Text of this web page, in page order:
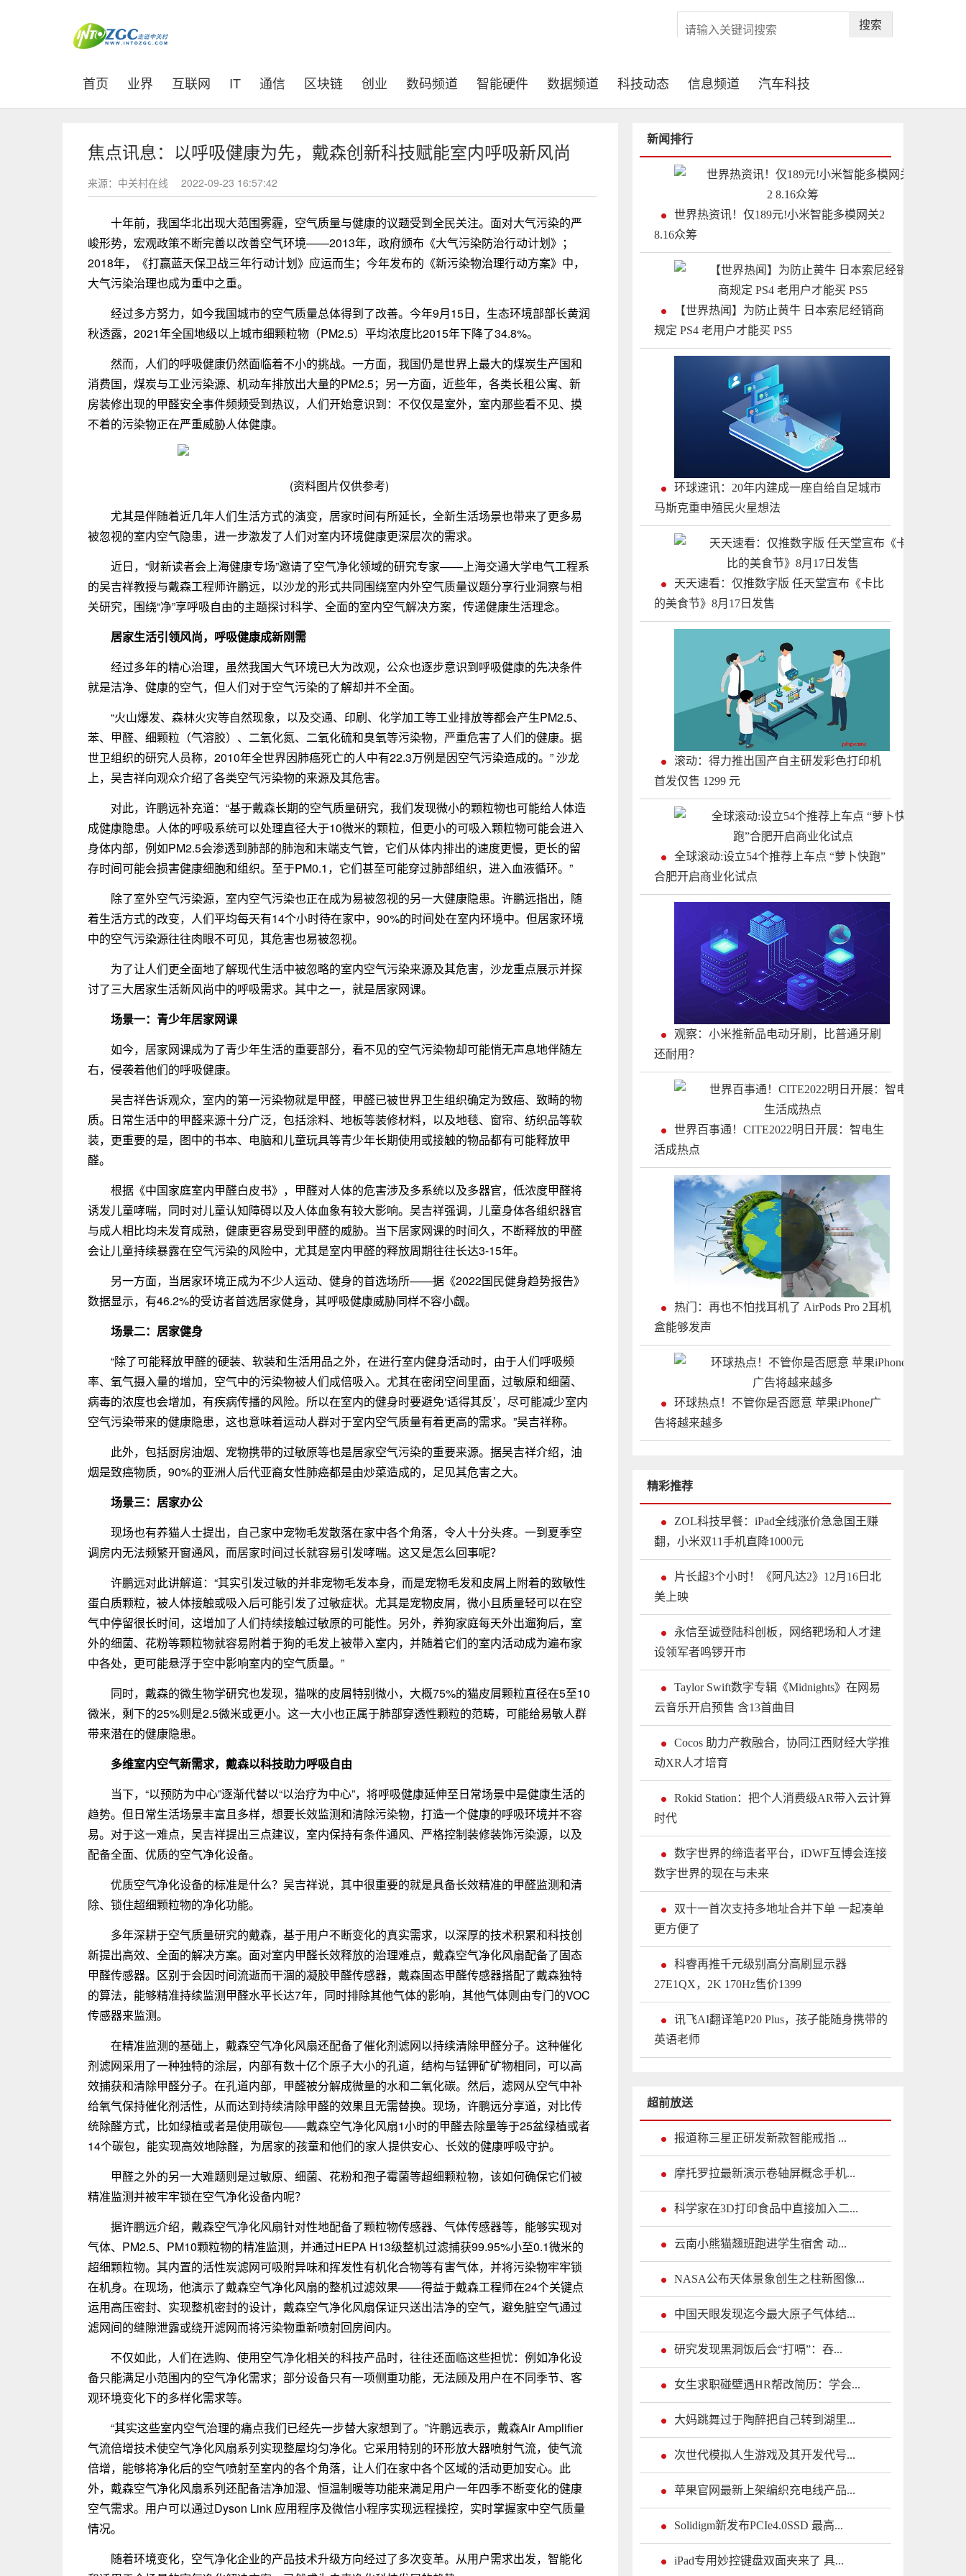
搜索
首页 (current)
业界 互联网 IT 通信 区块链 创业 数码频道 智能硬件 数据频道 科技动态 信息频道 汽车科技
焦点讯息：以呼吸健康为先，戴森创新科技赋能室内呼吸新风尚
来源：中关村在线 2022-09-23 16:57:42
十年前，我国华北出现大范围雾霾，空气质量与健康的议题受到全民关注。面对大气污染的严
峻形势，宏观政策不断完善以改善空气环境——2013年，政府颁布《大气污染防治行动计划》；
2018年，《打赢蓝天保卫战三年行动计划》应运而生；今年发布的《新污染物治理行动方案》中，
大气污染治理也成为重中之重。
经过多方努力，如今我国城市的空气质量总体得到了改善。今年9月15日，生态环境部部长黄润
秋透露，2021年全国地级以上城市细颗粒物（PM2.5）平均浓度比2015年下降了34.8%。
然而，人们的呼吸健康仍然面临着不小的挑战。一方面，我国仍是世界上最大的煤炭生产国和
消费国，煤炭与工业污染源、机动车排放出大量的PM2.5；另一方面，近些年，各类长租公寓、新
房装修出现的甲醛安全事件频频受到热议，人们开始意识到：不仅仅是室外，室内那些看不见、摸
不着的污染物正在严重威胁人体健康。
(资料图片仅供参考)
尤其是伴随着近几年人们生活方式的演变，居家时间有所延长，全新生活场景也带来了更多易
被忽视的室内空气隐患，进一步激发了人们对室内环境健康更深层次的需求。
近日，“财新读者会上海健康专场”邀请了空气净化领域的研究专家——上海交通大学电气工程系
的吴吉祥教授与戴森工程师许鹏远，以沙龙的形式共同围绕室内外空气质量议题分享行业洞察与相
关研究，围绕“净”享呼吸自由的主题探讨科学、全面的室内空气解决方案，传递健康生活理念。
居家生活引领风尚，呼吸健康成新刚需
经过多年的精心治理，虽然我国大气环境已大为改观，公众也逐步意识到呼吸健康的先决条件
就是洁净、健康的空气，但人们对于空气污染的了解却并不全面。
“火山爆发、森林火灾等自然现象，以及交通、印刷、化学加工等工业排放等都会产生PM2.5、
苯、甲醛、细颗粒（气溶胶）、二氧化氮、二氧化硫和臭氧等污染物，严重危害了人们的健康。据
世卫组织的研究人员称，2010年全世界因肺癌死亡的人中有22.3万例是因空气污染造成的。” 沙龙
上，吴吉祥向观众介绍了各类空气污染物的来源及其危害。
对此，许鹏远补充道：“基于戴森长期的空气质量研究，我们发现微小的颗粒物也可能给人体造
成健康隐患。人体的呼吸系统可以处理直径大于10微米的颗粒，但更小的可吸入颗粒物可能会进入
身体内部，例如PM2.5会渗透到肺部的肺泡和末端支气管，它们从体内排出的速度更慢，更长的留
存时间可能会损害健康细胞和组织。至于PM0.1，它们甚至可能穿过肺部组织，进入血液循环。”
除了室外空气污染源，室内空气污染也正在成为易被忽视的另一大健康隐患。许鹏远指出，随
着生活方式的改变，人们平均每天有14个小时待在家中，90%的时间处在室内环境中。但居家环境
中的空气污染源往往肉眼不可见，其危害也易被忽视。
为了让人们更全面地了解现代生活中被忽略的室内空气污染来源及其危害，沙龙重点展示并探
讨了三大居家生活新风尚中的呼吸需求。其中之一，就是居家网课。
场景一： 青少年居家网课
如今，居家网课成为了青少年生活的重要部分，看不见的空气污染物却可能悄无声息地伴随左
右，侵袭着他们的呼吸健康。
吴吉祥告诉观众，室内的第一污染物就是甲醛，甲醛已被世界卫生组织确定为致癌、致畸的物
质。日常生活中的甲醛来源十分广泛，包括涂料、地板等装修材料，以及地毯、窗帘、纺织品等软
装，更重要的是，图中的书本、电脑和儿童玩具等青少年长期使用或接触的物品都有可能释放甲
醛。
根据《中国家庭室内甲醛白皮书》，甲醛对人体的危害涉及多系统以及多器官，低浓度甲醛将
诱发儿童哮喘，同时对儿童认知障碍以及人体血象有较大影响。吴吉祥强调，儿童身体各组织器官
与成人相比均未发育成熟，健康更容易受到甲醛的威胁。当下居家网课的时间久，不断释放的甲醛
会让儿童持续暴露在空气污染的风险中，尤其是室内甲醛的释放周期往往长达3-15年。
另一方面，当居家环境正成为不少人运动、健身的首选场所——据《2022国民健身趋势报告》
数据显示，有46.2%的受访者首选居家健身，其呼吸健康威胁同样不容小觑。
场景二：居家健身
“除了可能释放甲醛的硬装、软装和生活用品之外，在进行室内健身活动时，由于人们呼吸频
率、氧气摄入量的增加，空气中的污染物被人们成倍吸入。尤其在密闭空间里面，过敏原和细菌、
病毒的浓度也会增加，有疾病传播的风险。所以在室内的健身时要避免‘适得其反’，尽可能减少室内
空气污染带来的健康隐患，这也意味着运动人群对于室内空气质量有着更高的需求。”吴吉祥称。
此外，包括厨房油烟、宠物携带的过敏原等也是居家空气污染的重要来源。据吴吉祥介绍，油
烟是致癌物质，90%的亚洲人后代亚裔女性肺癌都是由炒菜造成的，足见其危害之大。
场景三：居家办公
现场也有养猫人士提出，自己家中宠物毛发散落在家中各个角落，令人十分头疼。一到夏季空
调房内无法频繁开窗通风，而居家时间过长就容易引发哮喘。这又是怎么回事呢？
许鹏远对此讲解道：“其实引发过敏的并非宠物毛发本身，而是宠物毛发和皮屑上附着的致敏性
蛋白质颗粒，被人体接触或吸入后可能引发了过敏症状。尤其是宠物皮屑，微小且质量轻可以在空
气中停留很长时间，这增加了人们持续接触过敏原的可能性。另外，养狗家庭每天外出遛狗后，室
外的细菌、花粉等颗粒物就容易附着于狗的毛发上被带入室内，并随着它们的室内活动成为遍布家
中各处，更可能悬浮于空中影响室内的空气质量。”
同时，戴森的微生物学研究也发现，猫咪的皮屑特别微小，大概75%的猫皮屑颗粒直径在5至10
微米，剩下的25%则是2.5微米或更小。这一大小也正属于肺部穿透性颗粒的范畴，可能给易敏人群
带来潜在的健康隐患。
多维室内空气新需求，戴森以科技助力呼吸自由
当下，“以预防为中心”逐渐代替以“以治疗为中心”，将呼吸健康延伸至日常场景中是健康生活的
趋势。但日常生活场景丰富且多样，想要长效监测和清除污染物，打造一个健康的呼吸环境并不容
易。对于这一难点，吴吉祥提出三点建议，室内保持有条件通风、严格控制装修装饰污染源，以及
配备全面、优质的空气净化设备。
优质空气净化设备的标准是什么？吴吉祥说，其中很重要的就是具备长效精准的甲醛监测和清
除、锁住超细颗粒物的净化功能。
多年深耕于空气质量研究的戴森，基于用户不断变化的真实需求，以深厚的技术积累和科技创
新提出高效、全面的解决方案。面对室内甲醛长效释放的治理难点，戴森空气净化风扇配备了固态
甲醛传感器。区别于会因时间流逝而干涸的凝胶甲醛传感器，戴森固态甲醛传感器搭配了戴森独特
的算法，能够精准持续监测甲醛水平长达7年，同时排除其他气体的影响，其他气体则由专门的VOC
传感器来监测。
在精准监测的基础上，戴森空气净化风扇还配备了催化剂滤网以持续清除甲醛分子。这种催化
剂滤网采用了一种独特的涂层，内部有数十亿个原子大小的孔道，结构与锰钾矿矿物相同，可以高
效捕获和清除甲醛分子。在孔道内部，甲醛被分解成微量的水和二氧化碳。然后，滤网从空气中补
给氧气保持催化剂活性，从而达到持续清除甲醛的效果且无需替换。现场，许鹏远分享道，对比传
统除醛方式，比如绿植或者是使用碳包——戴森空气净化风扇1小时的甲醛去除量等于25盆绿植或者
14个碳包，能实现高效地除醛，为居家的孩童和他们的家人提供安心、长效的健康呼吸守护。
甲醛之外的另一大难题则是过敏原、细菌、花粉和孢子霉菌等超细颗粒物，该如何确保它们被
精准监测并被牢牢锁在空气净化设备内呢？
据许鹏远介绍，戴森空气净化风扇针对性地配备了颗粒物传感器、气体传感器等，能够实现对
气体、PM2.5、PM10颗粒物的精准监测，并通过HEPA H13级整机过滤捕获99.95%小至0.1微米的
超细颗粒物。其内置的活性炭滤网可吸附异味和挥发性有机化合物等有害气体，并将污染物牢牢锁
在机身。在现场，他演示了戴森空气净化风扇的整机过滤效果——得益于戴森工程师在24个关键点
运用高压密封、实现整机密封的设计，戴森空气净化风扇保证只送出洁净的空气，避免脏空气通过
滤网间的缝隙泄露或绕开滤网而将污染物重新喷射回房间内。
不仅如此，人们在选购、使用空气净化相关的科技产品时，往往还面临这些担忧：例如净化设
备只能满足小范围内的空气净化需求；部分设备只有一项侧重功能，无法顾及用户在不同季节、客
观环境变化下的多样化需求等。
“其实这些室内空气治理的痛点我们已经先一步替大家想到了。”许鹏远表示，戴森Air Amplifier
气流倍增技术使空气净化风扇系列实现整屋均匀净化。它采用特别的环形放大器喷射气流，使气流
倍增，能够将净化后的空气喷射至室内的各个角落，让人们在家中各个区域的活动更加安心。此
外，戴森空气净化风扇系列还配备洁净加湿、恒温制暖等功能来满足用户一年四季不断变化的健康
空气需求。用户可以通过Dyson Link 应用程序及微信小程序实现远程操控，实时掌握家中空气质量
情况。
随着环境变化，空气净化企业的产品技术升级方向经过了多次变革。从用户需求出发，智能化
新闻排行
世界热资讯！仅189元!小米智能多模网关2
8.16众筹
【世界热闻】为防止黄牛 日本索尼经销商
规定 PS4 老用户才能买 PS5
环球速讯：20年内建成一座自给自足城市
马斯克重申殖民火星想法
天天速看：仅推数字版 任天堂宣布《卡比
的美食节》8月17日发售
滚动：得力推出国产自主研发彩色打印机
首发仅售 1299 元
全球滚动:设立54个推荐上车点 “萝卜快跑”
合肥开启商业化试点
观察：小米推新品电动牙刷，比普通牙刷
还耐用？
世界百事通！CITE2022明日开展：智电生
活成热点
热门：再也不怕找耳机了 AirPods Pro 2耳机
盒能够发声
环球热点！不管你是否愿意 苹果iPhone广
告将越来越多
精彩推荐
ZOL科技早餐：iPad全线涨价急急国王赚
翻，小米双11手机直降1000元
片长超3个小时！《阿凡达2》12月16日北
美上映
永信至诚登陆科创板，网络靶场和人才建
设领军者鸣锣开市
Taylor Swift数字专辑《Midnights》在网易
云音乐开启预售 含13首曲目
Cocos 助力产教融合，协同江西财经大学推
动XR人才培育
Rokid Station：把个人消费级AR带入云计算
时代
数字世界的缔造者平台，iDWF互博会连接
数字世界的现在与未来
双十一首次支持多地址合并下单 一起凑单
更方便了
科睿再推千元级别高分高刷显示器
27E1QX，2K 170Hz售价1399
讯飞AI翻译笔P20 Plus，孩子能随身携带的
英语老师
超前放送
报道称三星正研发新款智能戒指 ...
摩托罗拉最新演示卷轴屏概念手机...
科学家在3D打印食品中直接加入二...
云南小熊猫翘班跑进学生宿舍 动...
NASA公布天体景象创生之柱新图像...
中国天眼发现迄今最大原子气体结...
研究发现黑洞饭后会“打嗝”：吞...
女生求职碰壁遇HR帮改简历：学会...
大妈跳舞过于陶醉把自己转到湖里...
次世代模拟人生游戏及其开发代号...
苹果官网最新上架编织充电线产品...
Solidigm新发布PCIe4.0SSD 最高...
iPad专用妙控键盘双面夹来了 具...